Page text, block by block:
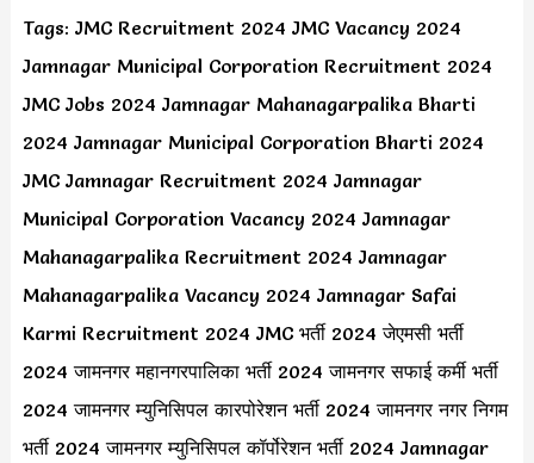
Tags: JMC Recruitment 2024 JMC Vacancy 2024
Jamnagar Municipal Corporation Recruitment 2024
JMC Jobs 2024 Jamnagar Mahanagarpalika Bharti
2024 Jamnagar Municipal Corporation Bharti 2024
JMC Jamnagar Recruitment 2024 Jamnagar
Municipal Corporation Vacancy 2024 Jamnagar
Mahanagarpalika Recruitment 2024 Jamnagar
Mahanagarpalika Vacancy 2024 Jamnagar Safai
Karmi Recruitment 2024 JMC भर्ती 2024 जेएमसी भर्ती
2024 जामनगर महानगरपालिका भर्ती 2024 जामनगर सफाई कर्मी भर्ती
2024 जामनगर म्युनिसिपल कारपोरेशन भर्ती 2024 जामनगर नगर निगम
भर्ती 2024 जामनगर म्युनिसिपल कॉर्पोरेशन भर्ती 2024 Jamnagar